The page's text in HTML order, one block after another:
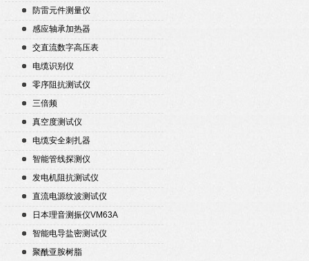
防雷元件测量仪
感应轴承加热器
交直流数字高压表
电缆识别仪
零序阻抗测试仪
三倍频
真空度测试仪
电缆安全刺扎器
智能管线探测仪
发电机阻抗测试仪
直流电源纹波测试仪
日本理音测振仪VM63A
智能电导盐密测试仪
聚酰亚胺树脂